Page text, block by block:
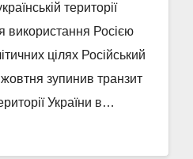
території
використання Росією
цілях Російський
зупинив транзит
України в…